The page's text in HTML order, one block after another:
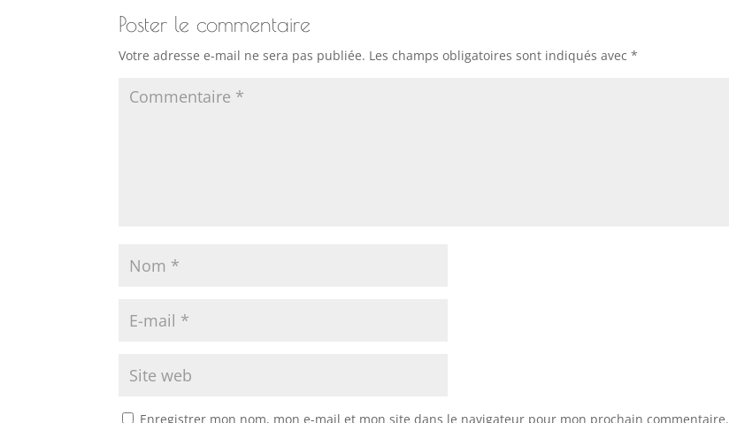
Poster le commentaire
Votre adresse e-mail ne sera pas publiée. Les champs obligatoires sont indiqués avec*
Enregistrer mon nom, mon e-mail et mon site dans le navigateur pour mon prochain commentaire.